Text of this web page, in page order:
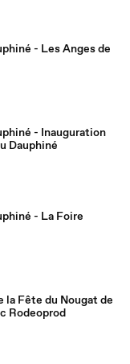
- Les Anges de
- Inauguration
Dauphiné
- La Foire
la Fête du Nougat de
Rodeoprod​